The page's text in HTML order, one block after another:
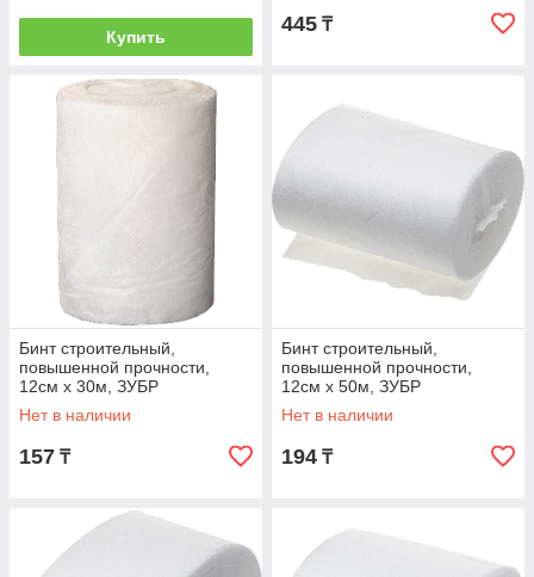
Купить
445 ₸
Бинт строительный,
повышенной прочности,
12см х 30м, ЗУБР
Нет в наличии
157 ₸
Бинт строительный,
повышенной прочности,
12см х 50м, ЗУБР
Нет в наличии
194 ₸